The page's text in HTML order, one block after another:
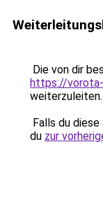
Die von dir
https://
weiterzuleiten.
Falls du
du zur